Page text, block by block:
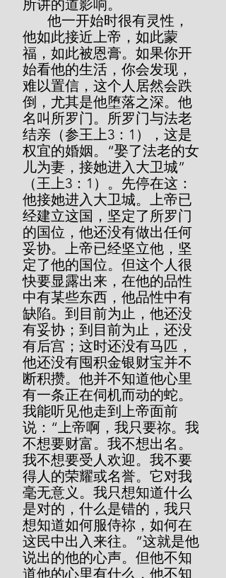
所讲的道影响。
他一开始时很有灵性，
他如此接近上帝，如此蒙
福，如此被恩膏。如果你开
始看他的生活，你会发现，
难以置信，这个人居然会跌
倒，尤其是他堕落之深。他
名叫所罗门。所罗门与法老
结亲（参王上3：1），这是
权宜的婚姻。“娶了法老的女
儿为妻，接她进入大卫城”
（王上3：1）。先停在这：
他接她进入大卫城。上帝已
经建立这国，坚定了所罗门
的国位，他还没有做出任何
妥协。上帝已经坚立他，坚
定了他的国位。但这个人很
快要显露出来，在他的品性
中有某些东西，他品性中有
缺陷。到目前为止，他还没
有妥协；到目前为止，还没
有后宫；这时还没有马匹，
他还没有囤积金银财宝并不
断积攒。他并不知道他心里
有一条正在伺机而动的蛇。
我能听见他走到上帝面前
说：“上帝啊，我只要祢。我
不想要财富。我不想出名。
我不想要受人欢迎。我不要
得人的荣耀或名誉。它对我
毫无意义。我只想知道什么
是对的，什么是错的，我只
想知道如何服侍祢，如何在
这民中出入来往。”这就是他
说出的他的心声。但他不知
道他的心里有什么，他不知